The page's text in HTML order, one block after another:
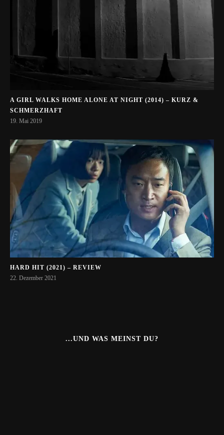
A GIRL WALKS HOME ALONE AT NIGHT (2014) – KURZ &
SCHMERZHAFT
19. Mai 2019
HARD HIT (2021) – REVIEW
22. Dezember 2021
...UND WAS MEINST DU?